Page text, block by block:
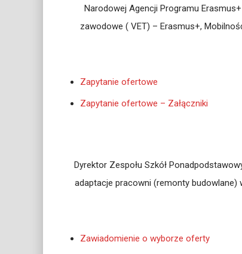
Narodowej Agencji Programu
zawodowe ( VET) – Erasmus+,
Zapytanie ofertowe
Zapytanie ofertowe – Załączniki
Dyrektor Zespołu Szkół
adaptacje pracowni (remonty budowlane)
Zawiadomienie o wyborze oferty